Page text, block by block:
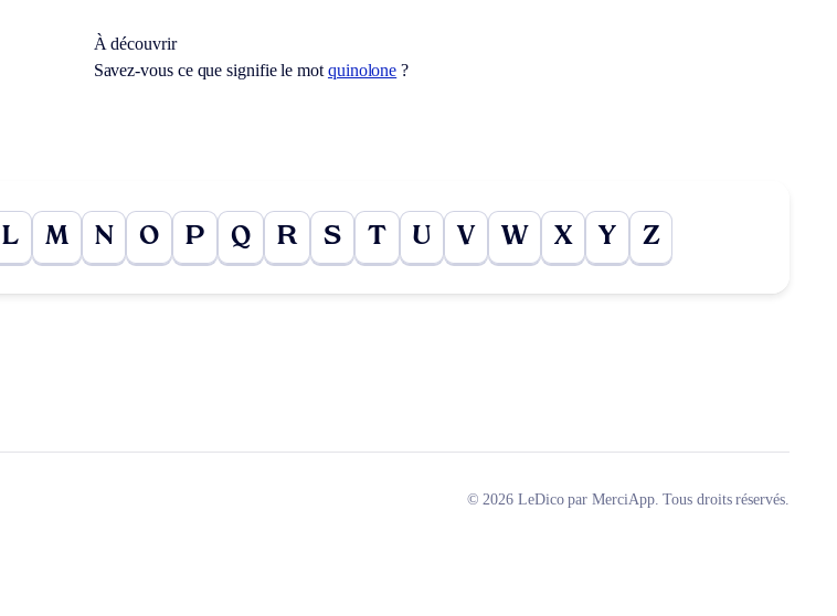
À découvrir
Savez-vous ce que signifie le mot quinolone ?
L M N O P Q R S T U V W X Y Z
© 2026 LeDico par MerciApp. Tous droits réservés.